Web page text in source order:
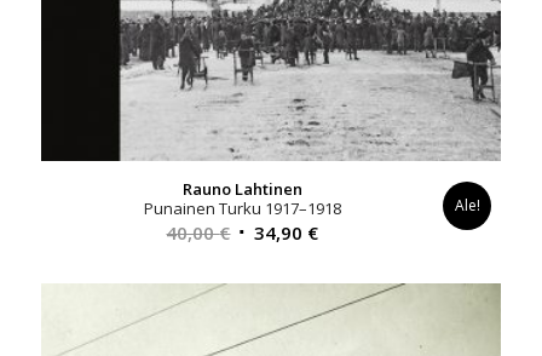
Rauno Lahtinen
Punainen Turku 1917–1918
40,00€ Alkuperäinen
oli:
40,00 €.
34,90 €Nykyinen
on:
34,90 €.
Ale!